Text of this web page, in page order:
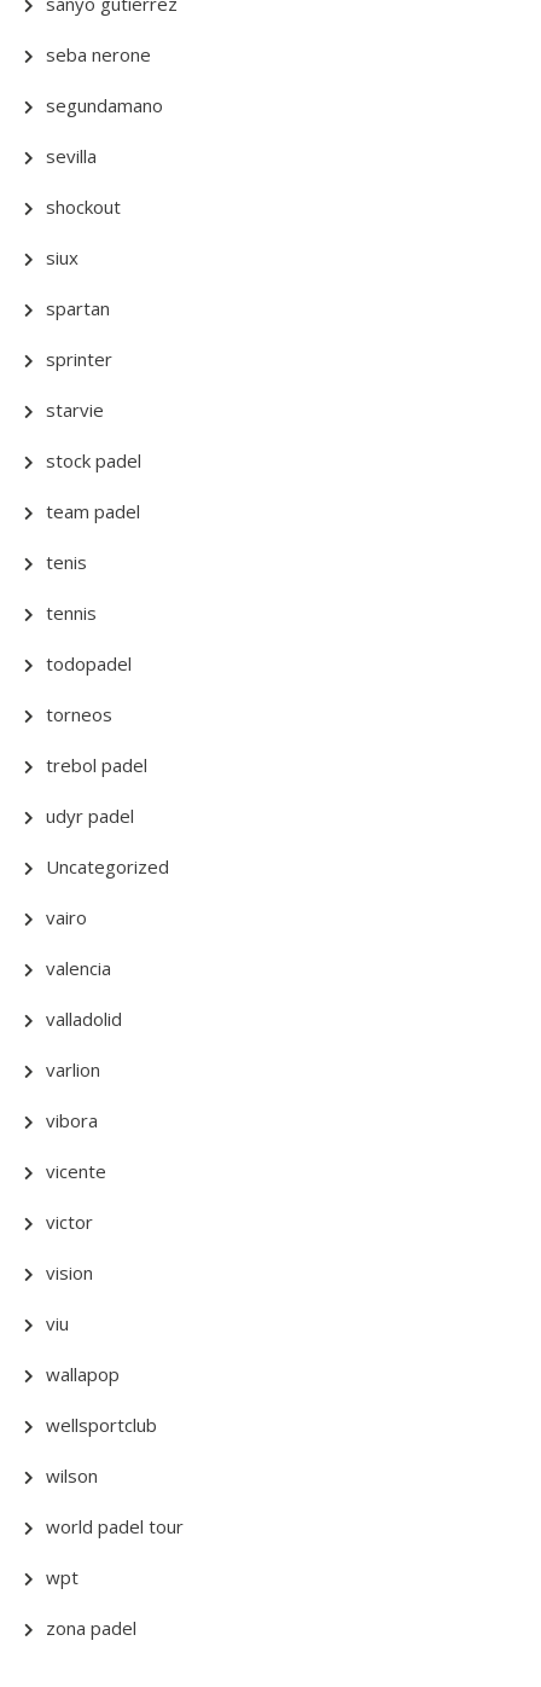
seba nerone
segundamano
sevilla
shockout
siux
spartan
sprinter
starvie
stock padel
team padel
tenis
tennis
todopadel
torneos
trebol padel
udyr padel
Uncategorized
vairo
valencia
valladolid
varlion
vibora
vicente
victor
vision
viu
wallapop
wellsportclub
wilson
world padel tour
wpt
zona padel